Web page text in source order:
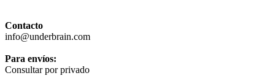
Contacto
info@underbrain.com
Para envíos:
Consultar por privado